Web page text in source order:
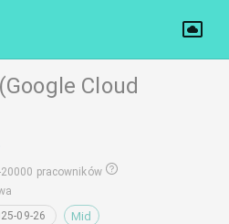
Cloud
pracowników
09-26
Mid